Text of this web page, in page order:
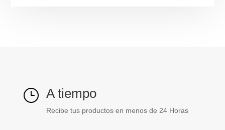
} A tiempo
Recibe tus productos en menos de 24 Horas